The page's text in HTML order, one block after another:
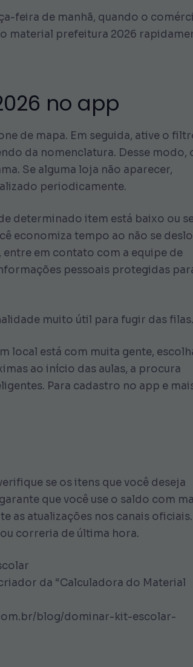
feira de manhã, quando o
material prefeitura 2026
no app
de mapa. Em seguida, ative o
da nomenclatura. Desse modo,
Se alguma loja não aparecer,
periodicamente.
determinado item está baixo ou
economiza tempo ao não se
em contato com a equipe de
pessoais protegidas
muito útil para fugir das filas.
local está com muita gente,
ao início das aulas, a procura
Para cadastro no app e
se os itens que você deseja
que você use o saldo com
as atualizações nos canais oficiais.
correria de última hora.
da “Calculadora do Material
blog/dominar-kit-escolar-